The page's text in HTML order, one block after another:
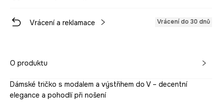
Vrácení a reklamace Vrácení do 30 dnů
O produktu
Dámské tričko s modalem a výstřihem do V – decentní
elegance a pohodlí při nošení